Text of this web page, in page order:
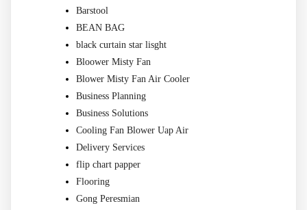
Barstool
BEAN BAG
black curtain star lisght
Bloower Misty Fan
Blower Misty Fan Air Cooler
Business Planning
Business Solutions
Cooling Fan Blower Uap Air
Delivery Services
flip chart papper
Flooring
Gong Peresmian